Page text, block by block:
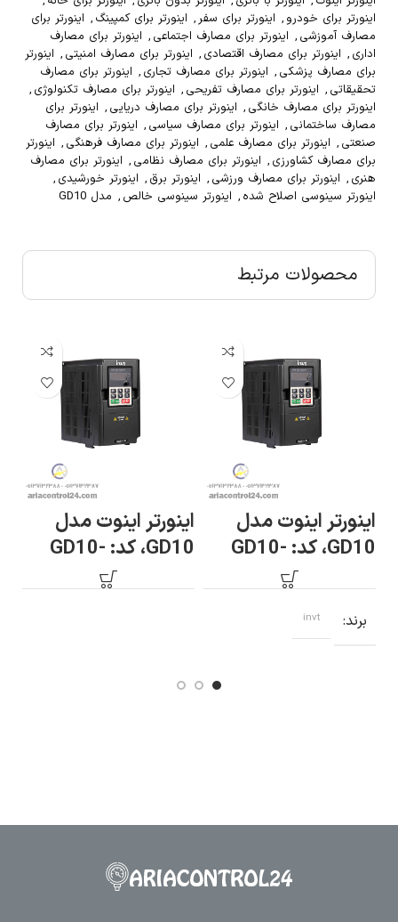
اینورتر برای خودرو, اینورتر برای سفر, اینورتر برای کمپینگ , اینورتر برای
مصارف آموزشی , اینورتر برای مصارف اجتماعی , اینورتر برای مصارف
اداری , اینورتر برای مصارف اقتصادی , اینورتر برای مصارف امنیتی , اینورتر
برای مصارف پزشکی , اینورتر برای مصارف تجاری , اینورتر برای مصارف
تحقیقاتی , اینورتر برای مصارف تفریحی , اینورتر برای مصارف تکنولوژی ,
اینورتر برای مصارف خانگی , اینورتر برای مصارف دریایی , اینورتر برای
مصارف ساختمانی , اینورتر برای مصارف سیاسی , اینورتر برای مصارف
صنعتی , اینورتر برای مصارف علمی , اینورتر برای مصارف فرهنگی , اینورتر
برای مصارف کشاورزی , اینورتر برای مصارف نظامی , اینورتر برای مصارف
هنری , اینورتر برای مصارف ورزشی , اینورتر برق , اینورتر خورشیدی ,
اینورتر سینوسی اصلاح شده , اینورتر سینوسی خالص , مدل GD10
محصولات مرتبط
اینورتر اینوت مدل
GD10، کد: GD10-
1R5G-4-B
برند invt
اینورتر اینوت مدل
GD10، کد: GD10-
2R2G-S2-B